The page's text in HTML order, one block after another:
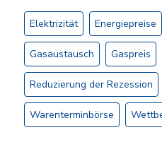
Elektrizität Energiepreise
Gasaustausch Gaspreis
Reduzierung der Rezession
Warenterminbörse